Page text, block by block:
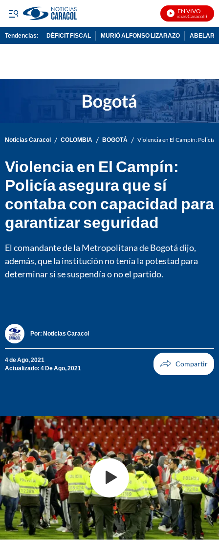
EN VIVO
Noticias Caracol En Vivo
Tendencias: DÉFICIT FISCAL MURIÓ ALFONSO LIZARAZO
Noticias Caracol / COLOMBIA / BOGOTÁ / Violencia en El Campín: Policía
Violencia en El Campín:
Policía asegura que sí
contaba con capacidad para
garantizar seguridad
El comandante de la Metropolitana de Bogotá dijo,
además, que la institución no tenía la potestad para
determinar si se suspendía o no el partido.
Por: Noticias Caracol
4 de Ago, 2021
Actualizado: 4 De Ago, 2021